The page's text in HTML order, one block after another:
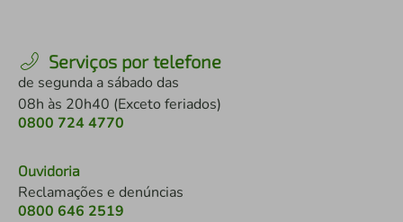
Serviços por telefone
de segunda a sábado das
08h às 20h40 (Exceto feriados)
0800 724 4770
Ouvidoria
Reclamações e denúncias
0800 646 2519